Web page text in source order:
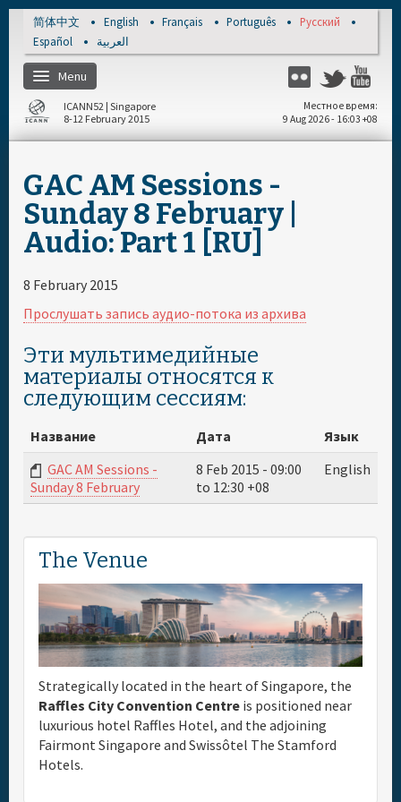
Skip to main content
简体中文 English Français Português
Русский
Español
العربية
Menu
Flickr Twitter
Главная
Зарегистрироваться
Расписание на день
Документы и мультимедийные
материалы
ICANN52 | Singapore
8-12 February 2015
Местное время
9 Aug 2026 - 16:03 +08
GAC AM Sessions -
Sunday 8 February |
Audio: Part 1 [RU]
8 February 2015
Прослушать запись аудио-потока из архива
Эти мультимедийные
материалы относятся к
следующим сессиям:
Название Дата
Язык
GAC AM Sessions -
Sunday 8 February
8 Feb 2015 - 09:00
to 12:30 +08
English
The Venue
Strategically located in the heart of Singapore, the
Raffles City Convention Centre is positioned near
luxurious hotel Raffles Hotel, and the adjoining
Fairmont Singapore and Swissôtel The Stamford
Hotels.